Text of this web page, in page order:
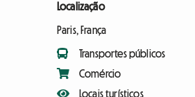
Localização
Paris, França
Transportes públicos
Comércio
Locais turísticos